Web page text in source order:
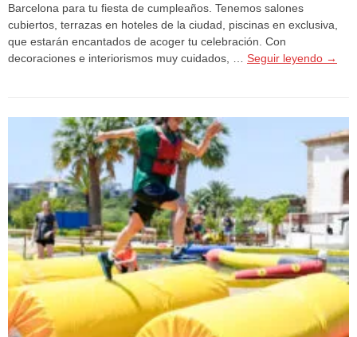
Barcelona para tu fiesta de cumpleaños. Tenemos salones
cubiertos, terrazas en hoteles de la ciudad, piscinas en exclusiva,
que estarán encantados de acoger tu celebración. Con
decoraciones e interiorismos muy cuidados, … Seguir leyendo →